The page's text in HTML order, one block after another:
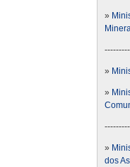
»
»
»
»
dos